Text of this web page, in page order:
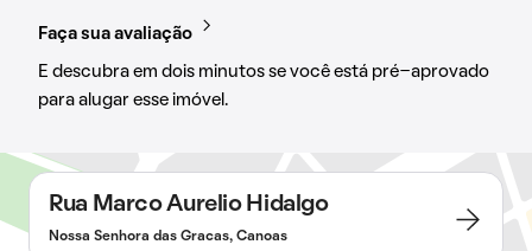
Faça sua avaliação
E descubra em dois minutos se você está pré-aprovado
para alugar esse imóvel.
Rua Marco Aurelio Hidalgo
Nossa Senhora das Gracas, Canoas